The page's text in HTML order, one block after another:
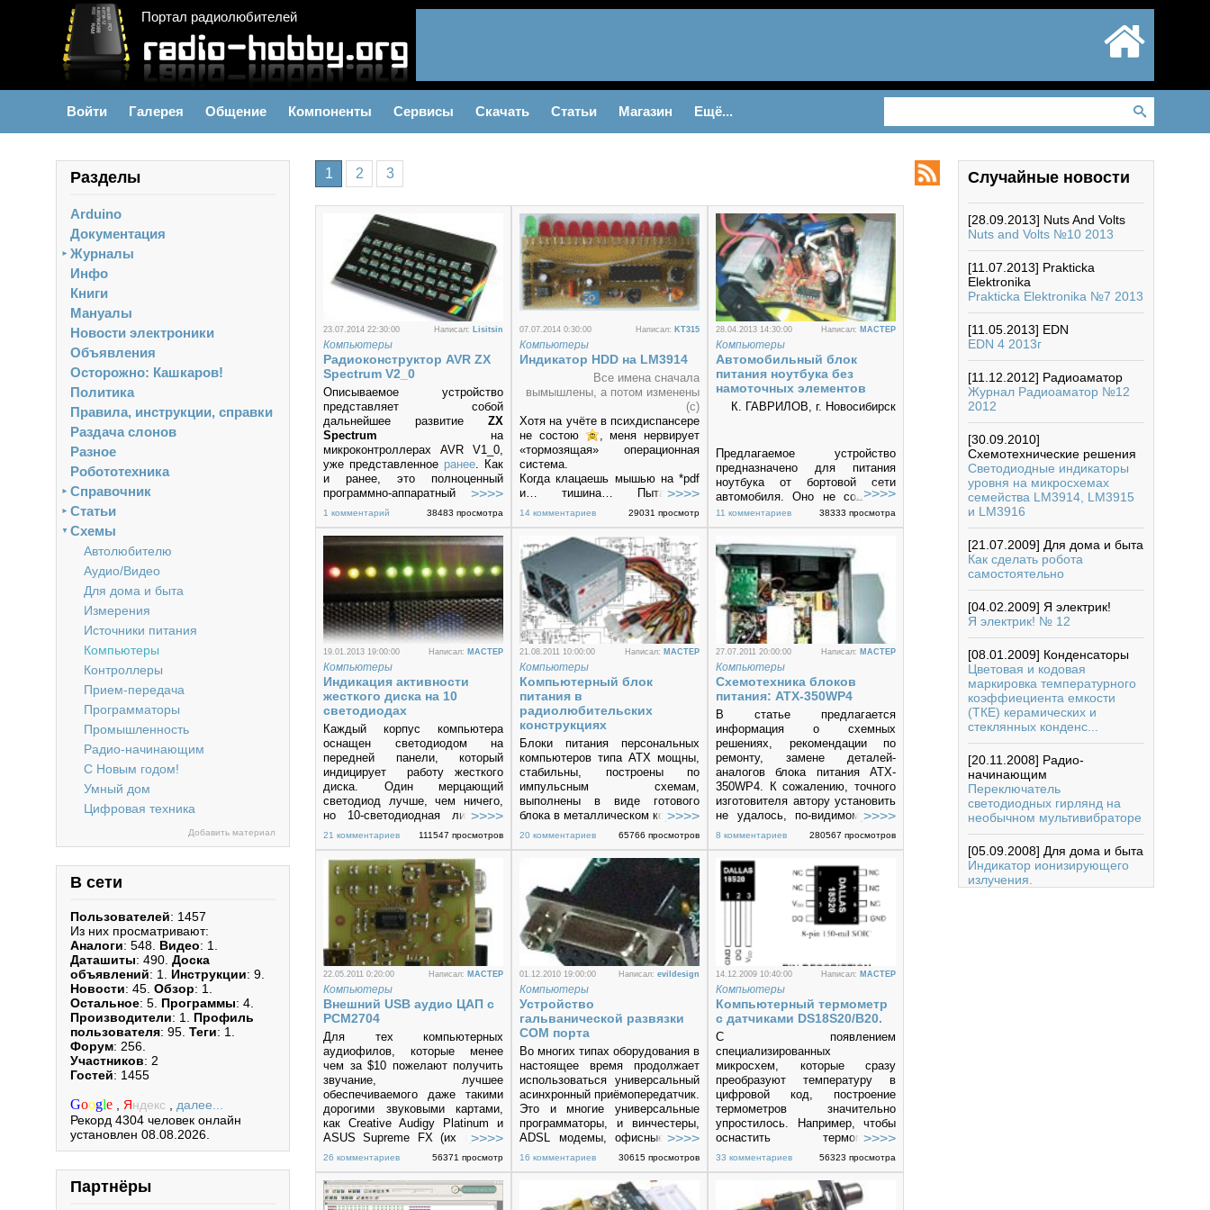
Портал радиолюбителей
Войти Галерея Общение Компоненты Сервисы Скачать Статьи Магазин Ещё...
Разделы
Arduino
Документация
Журналы
►
Инфо
Книги
Мануалы
Новости электроники
Объявления
Осторожно: Кашкаров!
Политика
Правила, инструкции, справки
Раздача слонов
Разное
Робототехника
Справочник
►
Статьи
►
Схемы
▼
Автолюбителю
Аудио/Видео
Для дома и быта
Измерения
Источники питания
Компьютеры
Контроллеры
Прием-передача
Программаторы
Промышленность
Радио-начинающим
С Новым годом!
Умный дом
Цифровая техника
Добавить материал
В сети
Пользователей: 1457
Из них просматривают:
Аналоги: 548. Видео: 1.
Даташиты: 490. Доска
объявлений: 1. Инструкции: 9.
Новости: 45. Обзор: 1.
Остальное: 5. Программы: 4.
Производители: 1. Профиль
пользователя: 95. Теги: 1.
Форум: 256.
Участников: 2
Гостей: 1455
Google Яндекс
далее...
Рекорд 4304 человек онлайн
установлен 08.08.2026.
Партнёры
1 2 3
23.07.2014 22:30:00 Написал: Lisitsin
Компьютеры
Радиоконструктор AVR ZX
Spectrum V2_0
Описываемое устройство
представляет собой
дальнейшее развитие ZX
Spectrum на
микроконтроллерах AVR V1_0,
уже представленное ранее. Как
и ранее, это полноценный
программно-аппаратный
эмулятор всемирно известного
и по сей день ПК ZX Spectrum.
1 комментарий 38483 просмотра
07.07.2014 0:30:00 Написал: KT315
Компьютеры
Индикатор HDD на LM3914
Все имена сначала
вымышлены, а потом изменены
(с)
Хотя на учёте в психдиспансере
не состою
, меня нервирует
«тормозящая» операционная
система.
Когда клацаешь мышью на *pdf
и… тишина… Пытаешься
прочитать эл. почту – жесткий
диск стрекочет, но письма не
открываются. И чем только
занимается windows?
14 комментариев 29031 просмотр
28.04.2013 14:30:00 Написал: MACTEP
Компьютеры
Автомобильный блок
питания ноутбука без
намоточных элементов
К. ГАВРИЛОВ, г. Новосибирск
Предлагаемое устройство
предназначено для питания
ноутбука от бортовой сети
автомобиля. Оно не содержит
трансформаторов и дросселей.
11 комментариев 38333 просмотра
19.01.2013 19:00:00 Написал: MACTEP
Компьютеры
Индикация активности
жесткого диска на 10
светодиодах
Каждый корпус компьютера
оснащен светодиодом на
передней панели, который
индицирует работу жесткого
диска. Один мерцающий
светодиод лучше, чем ничего,
но 10-светодиодная линейная
шкала, показывающая работу
жесткого диска в процентах
было бы действительно удобно!
21 комментариев 111547 просмотров
21.08.2011 10:00:00 Написал: MACTEP
Компьютеры
Компьютерный блок
питания в
радиолюбительских
конструкциях
Блоки питания персональных
компьютеров типа АТХ мощны,
стабильны, построены по
импульсным схемам,
выполнены в виде готового
блока в металлическом корпусе,
с радиатором и вентилятором,
они легкие на вес. К тому же,
зачастую можно приобрести
очень дешево или даже почти
даром блок с разборки
морально устаревшего
компьютера, да и цена нового
блока не столь высока. Поэтому
очень заманчиво использовать
блоки питания персональных
компьютеров в
радиолюбительских
конструкциях.
20 комментариев 65766 просмотров
27.07.2011 20:00:00 Написал: MACTEP
Компьютеры
Схемотехника блоков
питания: ATX-350WP4
В статье предлагается
информация о схемных
решениях, рекомендации по
ремонту, замене деталей-
аналогов блока питания ATX-
350WP4. К сожалению, точного
изготовителя автору установить
не удалось, по-видимому, это
сборка блока достаточно
близкая к оригиналу
предположительно Delux ATX-
350WP4 (Shenzhen Delux
Industry Co., Ltd), внешний вид
блока показан на фото.
8 комментариев 280567 просмотров
22.05.2011 0:20:00 Написал: MACTEP
Компьютеры
Внешний USB аудио ЦАП с
PCM2704
Для тех компьютерных
аудиофилов, которые менее
чем за $10 пожелают получить
звучание, лучшее
обеспечиваемого даже такими
дорогими звуковыми картами,
как Creative Audigy Platinum и
ASUS Supreme FX (их цена в
диапазоне $300), Павел
Ружичка предложил внешний
USB аудиоЦАП на чипе Burr-
Brown/Texas Instruments
26 комментариев 56371 просмотр
01.12.2010 19:00:00 Написал: evildesign
Компьютеры
Устройство
гальванической развязки
COM порта
Во многих типах оборудования в
настоящее время продолжает
использоваться универсальный
асинхронный приёмопередатчик.
Это и многие универсальные
программаторы, и винчестеры,
ADSL модемы, офисные АТС.
UART часто встраивают в
микроконтроллеры. UART
отличается от RS-232 только
логическими уровнями (у
16 комментариев 30615 просмотров
14.12.2009 10:40:00 Написал: MACTEP
Компьютеры
Компьютерный термометр
с датчиками DS18S20/B20.
С появлением
специализированных
микросхем, которые сразу
преобразуют температуру в
цифровой код, построение
термометров значительно
упростилось. Например, чтобы
оснастить термометром
компьютер, потребуется лишь
простенький адаптер на COM-
33 комментариев 56323 просмотра
Случайные новости
[28.09.2013] Nuts And Volts
Nuts and Volts №10 2013
[11.07.2013] Prakticka
Elektronika
Prakticka Elektronika №7 2013
[11.05.2013] EDN
EDN 4 2013г
[11.12.2012] Радиоаматор
Журнал Радиоаматор №12
2012
[30.09.2010]
Схемотехнические решения
Светодиодные индикаторы
уровня на микросхемах
семейства LM3914, LM3915
и LM3916
[21.07.2009] Для дома и быта
Как сделать робота
самостоятельно
[04.02.2009] Я электрик!
Я электрик! № 12
[08.01.2009] Конденсаторы
Цветовая и кодовая
маркировка температурного
коэффиециента емкости
(ТКЕ) керамических и
стеклянных конденс...
[20.11.2008] Радио-
начинающим
Переключатель
светодиодных гирлянд на
необычном мультивибраторе
[05.09.2008] Для дома и быта
Индикатор ионизирующего
излучения.